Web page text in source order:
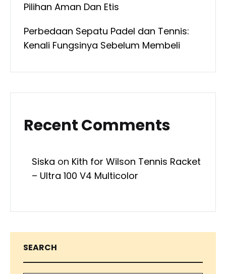
Pilihan Aman Dan Etis
Perbedaan Sepatu Padel dan Tennis:
Kenali Fungsinya Sebelum Membeli
Recent Comments
Siska on Kith for Wilson Tennis Racket
– Ultra 100 V4 Multicolor
SEARCH